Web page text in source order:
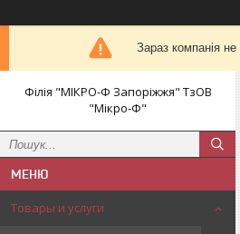
Зараз компанія
Філія "МІКРО-Ф Запоріжжя" ТзОВ
"Мікро-Ф"
Товары и услуги